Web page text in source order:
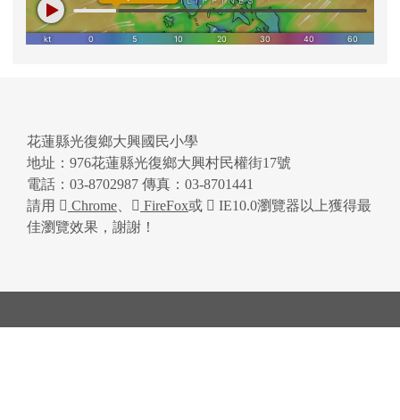
花蓮縣光復鄉大興國民小學
地址：976花蓮縣光復鄉大興村民權街17號
電話：03-8702987 傳真：03-8701441
請用
Chrome FireFox或
IE10.0瀏覽器以上獲得最
佳瀏覽效果，謝謝！